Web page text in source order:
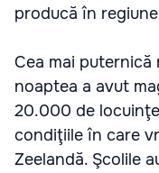
producă în
Cea mai
noaptea a avut
20.000 de
condiţiile în care
Zeelandă. Şcolile